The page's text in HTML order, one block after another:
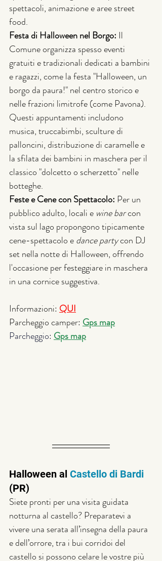
spettacoli, animazione e aree street
food.
Festa di Halloween nel Borgo: Il
Comune organizza spesso eventi
gratuiti e tradizionali dedicati a bambini
e ragazzi, come la festa "Halloween, un
borgo da paura!" nel centro storico e
nelle frazioni limitrofe (come Pavona).
Questi appuntamenti includono
musica, truccabimbi, sculture di
palloncini, distribuzione di caramelle e
la sfilata dei bambini in maschera per il
classico "dolcetto o scherzetto" nelle
botteghe.
Feste e Cene con Spettacolo: Per un
pubblico adulto, locali e wine bar con
vista sul lago propongono tipicamente
cene-spettacolo e dance party con DJ
set nella notte di Halloween, offrendo
l'occasione per festeggiare in maschera
in una cornice suggestiva.
Informazioni: QUI
Parcheggio camper: Gps map
Parcheggio: Gps map
Halloween al Castello di Bardi
(PR)
Siete pronti per una visita guidata
notturna al castello? Preparatevi a
vivere una serata all’insegna della paura
e dell’orrore, tra i bui corridoi del
castello si possono celare le vostre più